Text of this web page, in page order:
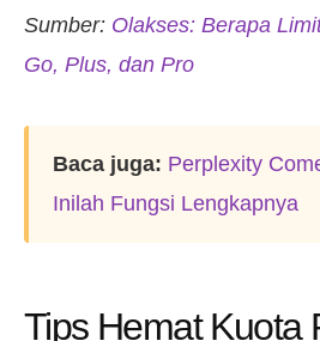
Sumber: Olakses: Berapa
Go, Plus, dan Pro
Baca juga: Perplexity
Inilah Fungsi Lengkapnya
Tips Hemat Kuota